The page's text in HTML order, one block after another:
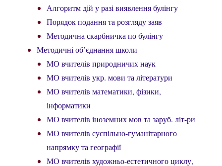
Алгоритм дій у разі виявлення булінгу
Порядок подання та розгляду заяв
Методична скарбничка по булінгу
Методичні об’єднання школи
МО вчителів природничих наук
МО вчителів укр. мови та літератури
МО вчителів математики, фізики,
інформатики
МО вчителів іноземних мов та заруб. літ-ри
МО вчителів суспільно-гуманітарного
напрямку та географії
МО вчителів художньо-естетичного циклу,